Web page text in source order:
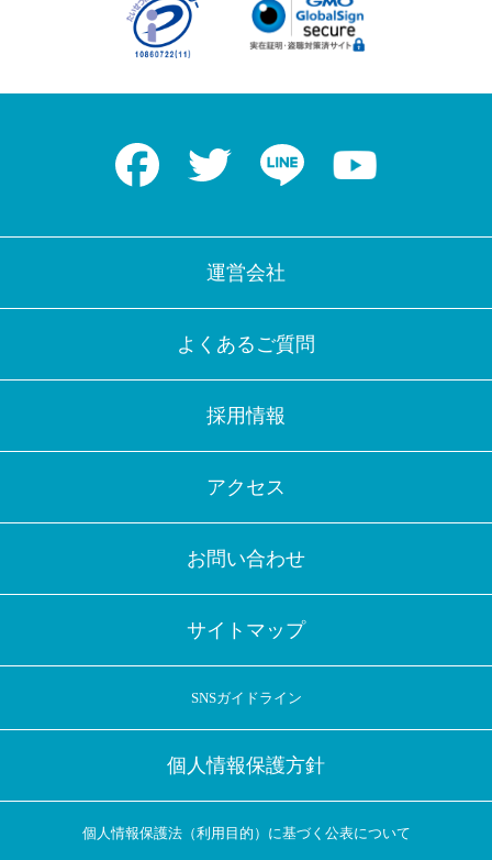
Facebook Twitter LINE
運営会社
よくあるご質問
採用情報
アクセス
お問い合わせ
サイトマップ
SNSガイドライン
個人情報保護方針
個人情報保護法（利用目的）に基づく公表について